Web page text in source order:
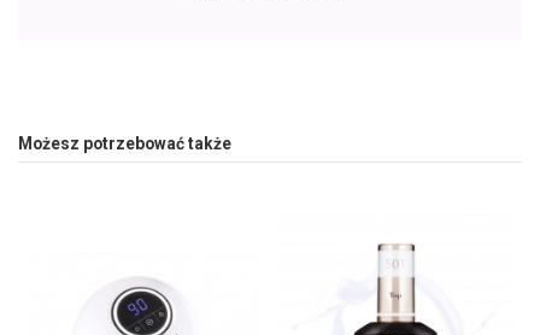
Możesz potrzebować także